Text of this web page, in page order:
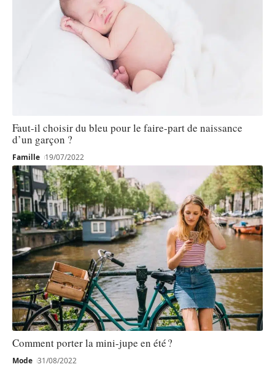
Faut-il choisir du bleu pour le faire-part de naissance
d’un garçon ?
Famille 19/07/2022
Comment porter la mini-jupe en été ?
Mode 31/08/2022